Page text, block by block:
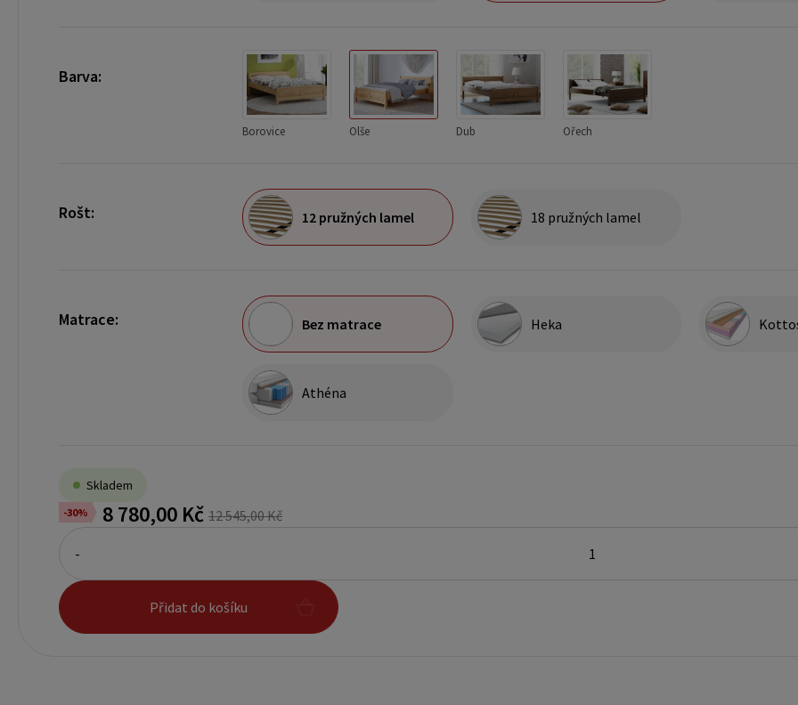
Barva:
Borovice Olše Dub Ořech
Rošt: 12 pružných lamel 18 pružných lamel
Matrace: Bez matrace Heka
Athéna
Skladem
-30% 8 780,00 Kč 12 545,00 Kč
-
Přidat do košíku